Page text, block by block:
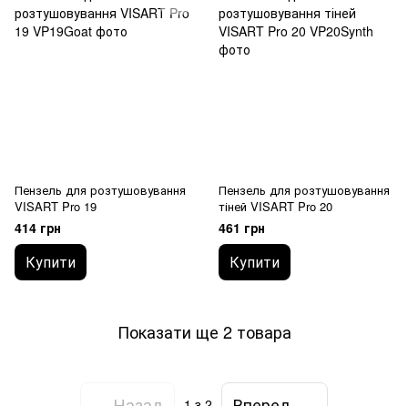
Пензель для розтушовування
VISART Pro 19
414 грн
Купити
Пензель для розтушовування
тіней VISART Pro 20
461 грн
Купити
Показати ще 2 товара